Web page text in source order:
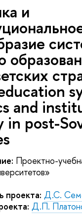
и
and
in post-
Проектно-
проекта: Д.С.
Д.П.